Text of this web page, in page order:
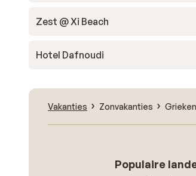
Zest @ Xi Beach
Hotel Dafnoudi
Vakanties Zonvakanties
Populaire